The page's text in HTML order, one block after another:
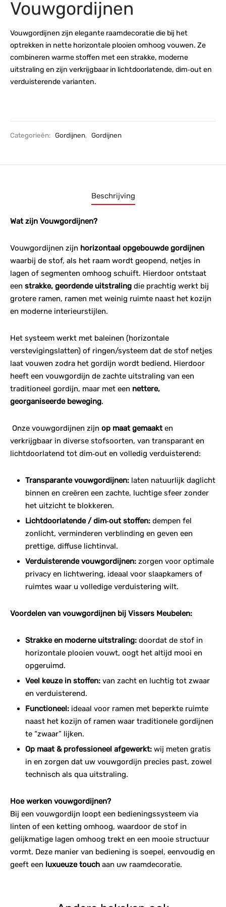
Vouwgordijnen
Vouwgordijnen zijn elegante raamdecoratie die bij het
optrekken in nette horizontale plooien omhoog vouwen. Ze
combineren warme stoffen met een strakke, moderne
uitstraling en zijn verkrijgbaar in lichtdoorlatende, dim‑out en
verduisterende varianten.
Categorieën: Gordijnen, Gordijnen
Beschrijving
Wat zijn Vouwgordijnen?
Vouwgordijnen zijn horizontaal opgebouwde gordijnen
waarbij de stof, als het raam wordt geopend, netjes in
lagen of segmenten omhoog schuift. Hierdoor ontstaat
een strakke, geordende uitstraling die prachtig werkt bij
grotere ramen, ramen met weinig ruimte naast het kozijn
en moderne interieurstijlen.
Het systeem werkt met baleinen (horizontale
verstevigingslatten) of ringen/systeem dat de stof netjes
laat vouwen zodra het gordijn wordt bediend. Hierdoor
heeft een vouwgordijn de zachte uitstraling van een
traditioneel gordijn, maar met een nettere,
georganiseerde beweging.
Onze vouwgordijnen zijn op maat gemaakt en
verkrijgbaar in diverse stofsoorten, van transparant en
lichtdoorlatend tot dim‑out en volledig verduisterend:
Transparante vouwgordijnen: laten natuurlijk daglicht
binnen en creëren een zachte, luchtige sfeer zonder
het uitzicht te blokkeren.
Lichtdoorlatende / dim‑out stoffen: dempen fel
zonlicht, verminderen verblinding en geven een
prettige, diffuse lichtinval.
Verduisterende vouwgordijnen: zorgen voor optimale
privacy en lichtwering, ideaal voor slaapkamers of
ruimtes waar u volledige verduistering wilt.
Voordelen van vouwgordijnen bij Vissers Meubelen:
Strakke en moderne uitstraling: doordat de stof in
horizontale plooien vouwt, oogt het altijd mooi en
opgeruimd.
Veel keuze in stoffen: van zacht en luchtig tot zwaar
en verduisterend.
Functioneel: ideaal voor ramen met beperkte ruimte
naast het kozijn of ramen waar traditionele gordijnen
te “zwaar” lijken.
Op maat & professioneel afgewerkt: wij meten gratis
in en zorgen dat uw vouwgordijn precies past, zowel
technisch als qua uitstraling.
Hoe werken vouwgordijnen?
Bij een vouwgordijn loopt een bedieningssysteem via
linten of een ketting omhoog, waardoor de stof in
gelijkmatige lagen omhoog trekt en een mooie structuur
vormt. Deze manier van bediening is soepel, eenvoudig en
geeft een luxueuze touch aan uw raamdecoratie.
TV Meubelen
Kleinmeubelen
Bijzettafels